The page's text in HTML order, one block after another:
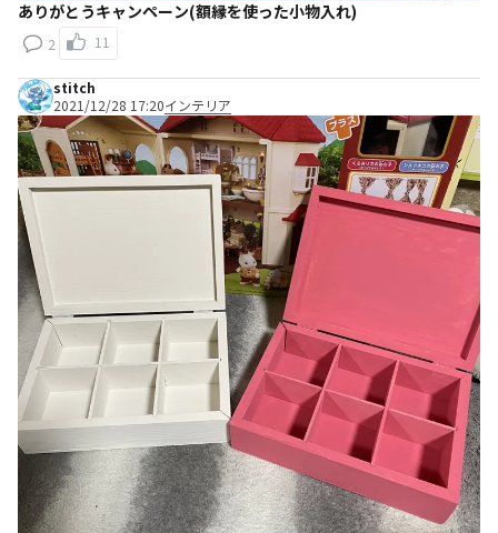
ありがとうキャンペーン(額縁を使った小物入れ)
2 11
stitch
2021/12/28 17:20インテリア